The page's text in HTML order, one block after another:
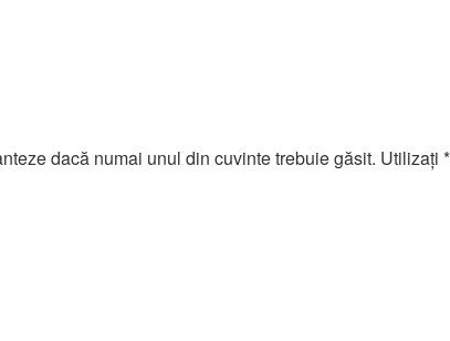
dacă numai unul din cuvinte trebuie găsit. Utilizaţi *